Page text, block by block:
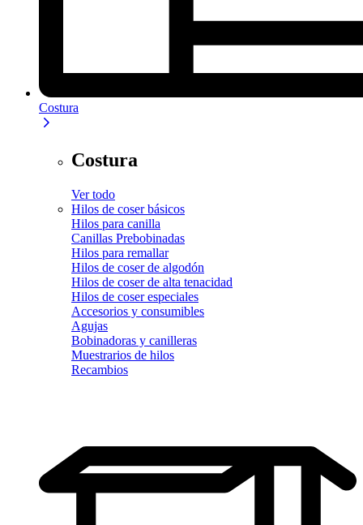
Costura
Costura
Ver todo
Hilos de coser básicos
Hilos para canilla
Canillas Prebobinadas
Hilos para remallar
Hilos de coser de algodón
Hilos de coser de alta tenacidad
Hilos de coser especiales
Accesorios y consumibles
Agujas
Bobinadoras y canilleras
Muestrarios de hilos
Recambios